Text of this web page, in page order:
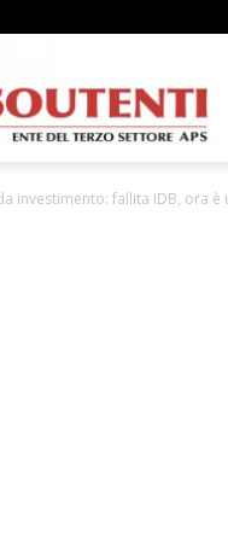
investimento: fallita IDB, ora